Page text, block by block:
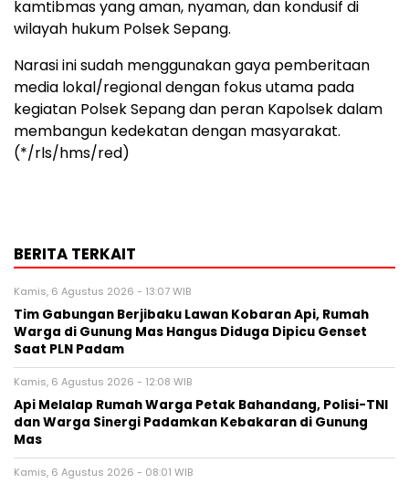
kamtibmas yang aman, nyaman, dan kondusif di
wilayah hukum Polsek Sepang.
Narasi ini sudah menggunakan gaya pemberitaan
media lokal/regional dengan fokus utama pada
kegiatan Polsek Sepang dan peran Kapolsek dalam
membangun kedekatan dengan masyarakat.
(*/rls/hms/red)
BERITA TERKAIT
Kamis, 6 Agustus 2026 - 13:07 WIB
Tim Gabungan Berjibaku Lawan Kobaran Api, Rumah
Warga di Gunung Mas Hangus Diduga Dipicu Genset
Saat PLN Padam
Kamis, 6 Agustus 2026 - 12:08 WIB
Api Melalap Rumah Warga Petak Bahandang, Polisi-TNI
dan Warga Sinergi Padamkan Kebakaran di Gunung
Mas
Kamis, 6 Agustus 2026 - 08:01 WIB